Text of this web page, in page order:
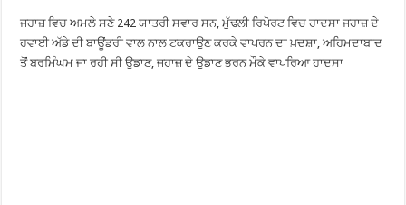
ਜਹਾਜ਼ ਵਿਚ ਅਮਲੇ ਸਣੇ 242 ਯਾਤਰੀ ਸਵਾਰ ਸਨ, ਮੁੱਢਲੀ ਰਿਪੋਰਟ ਵਿਚ ਹਾਦਸਾ ਜਹਾਜ਼ ਦੇ
ਹਵਾਈ ਅੱਡੇ ਦੀ ਬਾਊਂਡਰੀ ਵਾਲ ਨਾਲ ਟਕਰਾਉਣ ਕਰਕੇ ਵਾਪਰਨ ਦਾ ਖ਼ਦਸ਼ਾ, ਅਹਿਮਦਾਬਾਦ
ਤੋਂਂ ਬਰਮਿੰਘਮ ਜਾ ਰਹੀ ਸੀ ਉਡਾਣ, ਜਹਾਜ਼ ਦੇ ਉਡਾਣ ਭਰਨ ਮੌਕੇ ਵਾਪਰਿਆ ਹਾਦਸਾ